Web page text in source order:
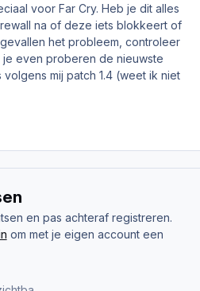
voor Far Cry. Heb je dit alles
na of deze iets blokkeert of
het probleem, controleer
even proberen de nieuwste
mij patch 1.4 (weet ik niet
en pas achteraf registreren.
om met je eigen account een